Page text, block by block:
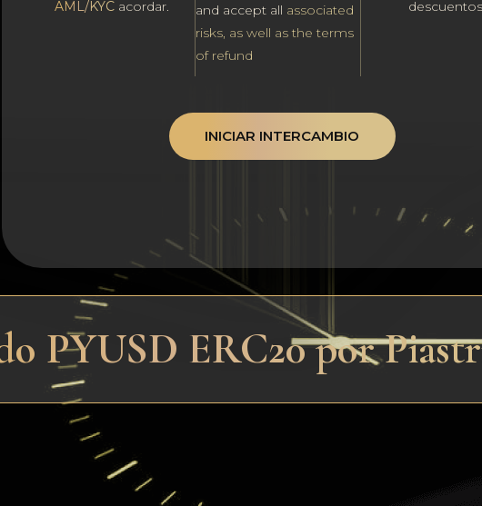
AML/KYC acordar.
and accept all associated
risks, as well as the terms
of refund
descuentos
INICIAR INTERCAMBIO
PYUSD ERC20 por